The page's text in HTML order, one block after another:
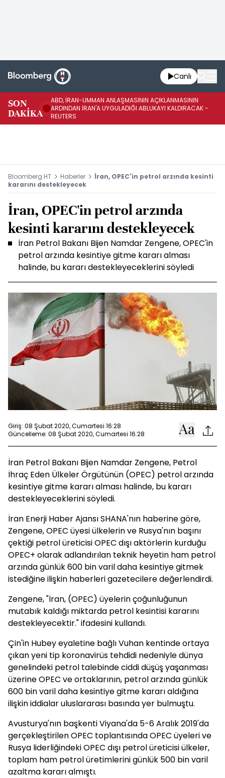
Canlı
SON
DAKİKA
ABD, İRAN-UMMAN ANLAŞMASININ AÇIKLANMASININ
ARDINDAN İRAN'A UYGULADIĞI ABLUKAYI KALDIRACAK -
REUTERS
Bloomberg HT Haberler
İran, OPEC'in petrol arzında kesinti
kararını destekleyecek
İran, OPEC'in petrol arzında
kesinti kararını destekleyecek
İran Petrol Bakanı Bijen Namdar Zengene, OPEC'in
petrol arzında kesintiye gitme kararı alması
halinde, bu kararı destekleyeceklerini söyledi
Giriş: 08 Şubat 2020, Cumartesi 16:28
Güncelleme: 08 Şubat 2020, Cumartesi 16:28
İran Petrol Bakanı Bijen Namdar Zengene, Petrol
İhraç Eden Ülkeler Örgütünün (OPEC) petrol arzında
kesintiye gitme kararı alması halinde, bu kararı
destekleyeceklerini söyledi.
İran Enerji Haber Ajansı SHANA'nın haberine göre,
Zengene, OPEC üyesi ülkelerin ve Rusya'nın başını
çektiği petrol üreticisi OPEC dışı aktörlerin kurduğu
OPEC+ olarak adlandırılan teknik heyetin ham petrol
arzında günlük 600 bin varil daha kesintiye gitmek
istediğine ilişkin haberleri gazetecilere değerlendirdi.
Zengene, "İran, (OPEC) üyelerin çoğunluğunun
mutabık kaldığı miktarda petrol kesintisi kararını
destekleyecektir." ifadesini kullandı.
Çin'in Hubey eyaletine bağlı Vuhan kentinde ortaya
çıkan yeni tip koronavirüs tehdidi nedeniyle dünya
genelindeki petrol talebinde ciddi düşüş yaşanması
üzerine OPEC ve ortaklarının, petrol arzında günlük
600 bin varil daha kesintiye gitme kararı aldığına
ilişkin iddialar uluslararası basında yer bulmuştu.
Avusturya'nın başkenti Viyana'da 5-6 Aralık 2019'da
gerçekleştirilen OPEC toplantısında OPEC üyeleri ve
Rusya liderliğindeki OPEC dışı petrol üreticisi ülkeler,
toplam ham petrol üretimlerini günlük 500 bin varil
azaltma kararı almıştı.